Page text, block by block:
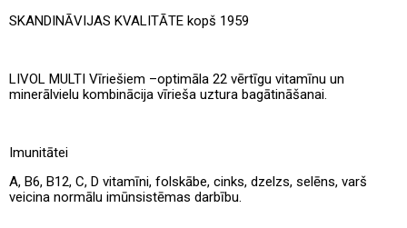
SKANDINĀVIJAS KVALITĀTE kopš 1959
LIVOL MULTI Vīriešiem –optimāla 22 vērtīgu vitamīnu un
minerālvielu kombinācija vīrieša uztura bagātināšanai.
Imunitātei
A, B6, B12, C, D vitamīni, folskābe, cinks, dzelzs, selēns, varš
veicina normālu imūnsistēmas darbību.